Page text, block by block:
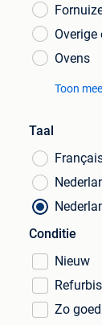
Ovens
Toon
Taal
Conditie
Nieuw
Zo